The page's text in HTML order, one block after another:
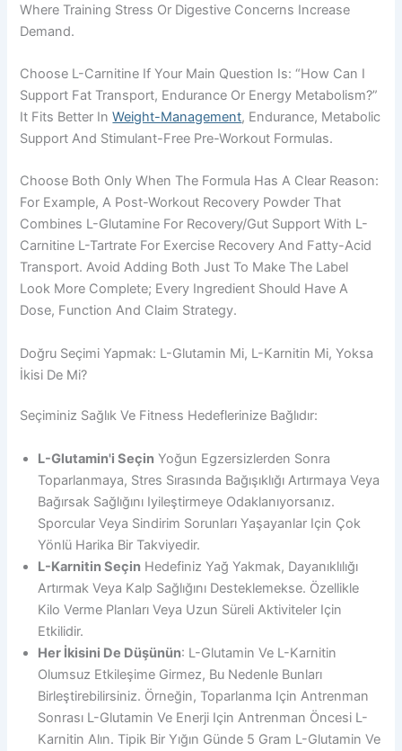
Where Training Stress Or Digestive Concerns Increase
Demand.
Choose L-Carnitine If Your Main Question Is: “How Can I
Support Fat Transport, Endurance Or Energy Metabolism?”
It Fits Better InWeight-Management, Endurance, Metabolic
Support And Stimulant-Free Pre-Workout Formulas.
Choose Both Only When The Formula Has A Clear Reason:
For Example, A Post-Workout Recovery Powder That
Combines L-Glutamine For Recovery/gut Support With L-
Carnitine L-Tartrate For Exercise Recovery And Fatty-Acid
Transport. Avoid Adding Both Just To Make The Label
Look More Complete; Every Ingredient Should Have A
Dose, Function And Claim Strategy.
Doğru Seçimi Yapmak: L-Glutamin Mi, L-Karnitin Mi, Yoksa
İkisi De Mi?
Seçiminiz Sağlık Ve Fitness Hedeflerinize Bağlıdır:
L-Glutamin'i Seçin Yoğun Egzersizlerden Sonra
Toparlanmaya, Stres Sırasında Bağışıklığı Artırmaya Veya
Bağırsak Sağlığını Iyileştirmeye Odaklanıyorsanız.
Sporcular Veya Sindirim Sorunları Yaşayanlar Için Çok
Yönlü Harika Bir Takviyedir.
L-Karnitin Seçin Hedefiniz Yağ Yakmak, Dayanıklılığı
Artırmak Veya Kalp Sağlığını Desteklemekse. Özellikle
Kilo Verme Planları Veya Uzun Süreli Aktiviteler Için
Etkilidir.
Her İkisini De Düşünün: L-Glutamin Ve L-Karnitin
Olumsuz Etkileşime Girmez, Bu Nedenle Bunları
Birleştirebilirsiniz. Örneğin, Toparlanma Için Antrenman
Sonrası L-Glutamin Ve Enerji Için Antrenman Öncesi L-
Karnitin Alın. Tipik Bir Yığın Günde 5 Gram L-Glutamin Ve